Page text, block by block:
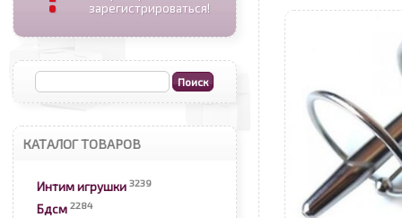
зарегистрироваться!
КАТАЛОГ ТОВАРОВ
Интим игрушки 3239
Бдсм 2284